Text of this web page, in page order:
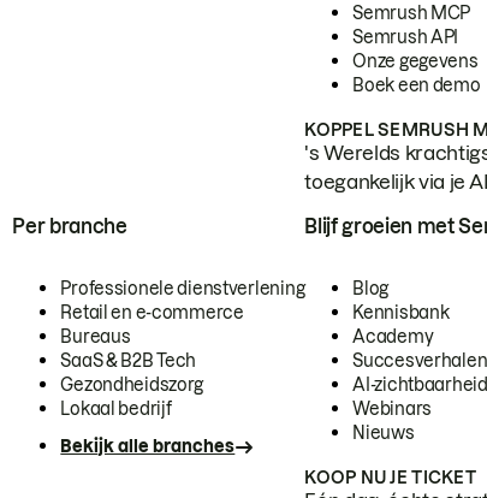
Semrush MCP
Semrush API
Onze gegevens
Boek een demo
KOPPEL SEMRUSH
's Werelds
toegankelijk via je
Per branche
Professionele dienstverlening
Retail en e-commerce
Bureaus
SaaS & B2B Tech
Gezondheidszorg
Lokaal bedrijf
Bekijk alle branches
Blijf groeien met
Blog
Kennisbank
Academy
Succesverhalen
AI-
Webinars
Nieuws
KOOP NU JE TICKET